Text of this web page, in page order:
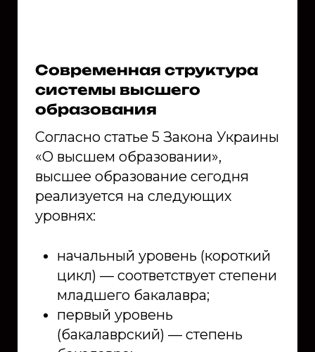
Современная структура
системы высшего
образования
Согласно статье 5 Закона Украины
«О высшем образовании»,
высшее образование сегодня
реализуется на следующих
уровнях:
начальный уровень (короткий
цикл) — соответствует степени
младшего бакалавра;
первый уровень
(бакалаврский) — степень